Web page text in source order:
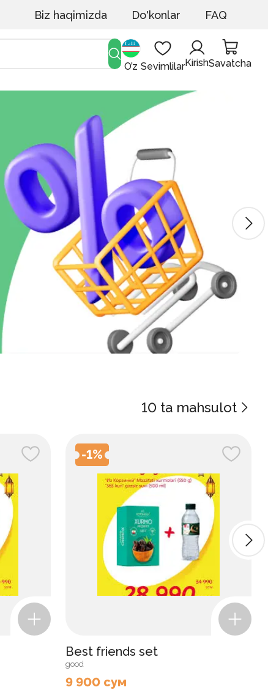
Biz haqimizda Do'konlar FAQ
O’z SevimlilarKirishSavatcha
10 ta mahsulot
-1%
Best friends set
good
9 900 сум